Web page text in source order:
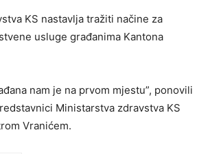
KS nastavlja tražiti načine za
usluge građanima Kantona
nam je na prvom mjestu”, ponovili
Ministarstva zdravstva KS
Vranićem.